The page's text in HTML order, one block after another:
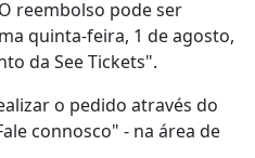
reembolso pode ser
quinta-feira, 1 de agosto,
da See Tickets".
o pedido através do
connosco" - na área de